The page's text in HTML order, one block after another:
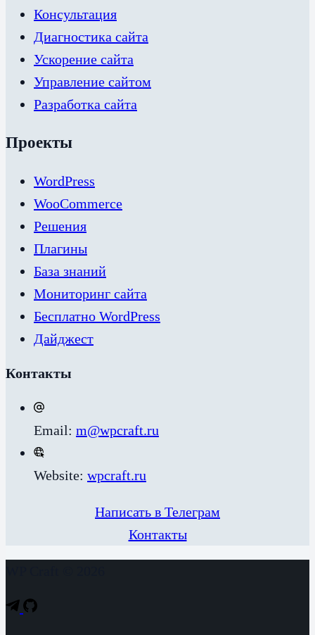
Консультация
Диагностика сайта
Ускорение сайта
Управление сайтом
Разработка сайта
Проекты
WordPress
WooCommerce
Решения
Плагины
База знаний
Мониторинг сайта
Бесплатно WordPress
Дайджест
Контакты
Email: m@wpcraft.ru
Website: wpcraft.ru
Написать в Телеграм
Контакты